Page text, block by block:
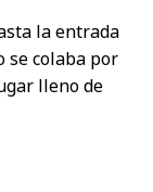
la entrada
se colaba por
lleno de